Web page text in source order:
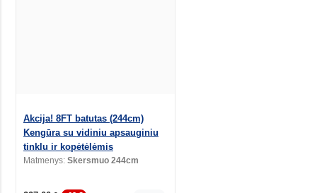
Akcija! 8FT batutas (244cm)
Kengūra su vidiniu apsauginiu
tinklu ir kopėtėlėmis
Matmenys: Skersmuo 244cm